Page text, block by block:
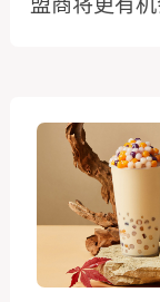
盟商将更有